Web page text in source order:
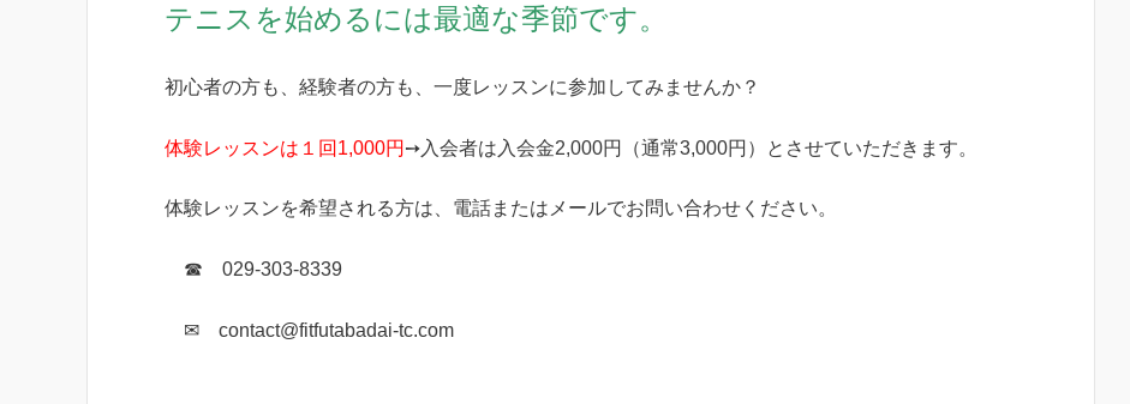
テニスを始めるには最適な季節です。
初心者の方も、経験者の方も、一度レッスンに参加してみませんか？
体験レッスンは１回1,000円 ➙入会者は入会金2,000円（通常3,000円）とさせていただきます。
体験レッスンを希望される方は、電話またはメールでお問い合わせください。
☎ 029-303-8339
✉ contact@fitfutabadai-tc.com